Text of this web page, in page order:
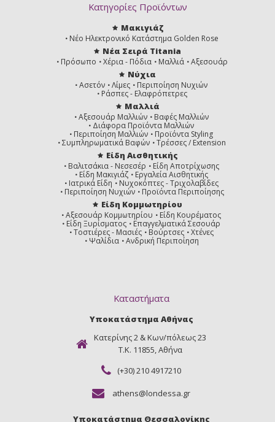
Κατηγορίες Προϊόντων
Μακιγιάζ
Νέο Ηλεκτρονικό Κατάστημα Golden Rose
Νέα Σειρά Titania
Πρόσωπο Χέρια - Πόδια Μαλλιά Αξεσουάρ
Νύχια
Ασετόν Λίμες
Περιποίηση Νυχιών
Ράσπες - Ελαφρόπετρες
Μαλλιά
Αξεσουάρ Μαλλιών
Βαφές Μαλλιών
Διάφορα Προϊόντα Μαλλιών
Περιποίηση Μαλλιών
Προϊόντα Styling
Συμπληρωματικά Βαφών
Τρέσσες / Extension
Είδη Αισθητικής
Βαλιτσάκια - Νεσεσέρ
Είδη Αποτρίχωσης
Είδη Μακιγιάζ
Εργαλεία Αισθητικής
Ιατρικά Είδη
Νυχοκόπτες - Τριχολαβίδες
Περιποίηση Νυχιών
Προϊόντα Περιποίησης
Είδη Κομμωτηρίου
Αξεσουάρ Κομμωτηρίου
Είδη Κουρέματος
Είδη Ξυρίσματος
Επαγγελματικά Σεσουάρ
Τοστιέρες - Μασιές
Βούρτσες
Χτένες
Ψαλίδια
Ανδρική Περιποίηση
Καταστήματα
Υποκατάστημα Αθήνας
Κατερίνης 2 & Κων/πόλεως 23
Τ.Κ. 11855, Αθήνα
(+30) 210 4917210
athens@londessa.gr
Υποκατάστημα Θεσσαλονίκης